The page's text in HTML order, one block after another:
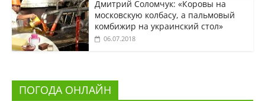
Дмитрий Соломчук: «Коровы на
московскую колбасу, а пальмовый
комбижир на украинский стол»
06.07.2018
ПОГОДА ОНЛАЙН